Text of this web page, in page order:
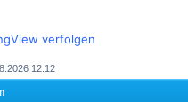
verfolgen
12:12